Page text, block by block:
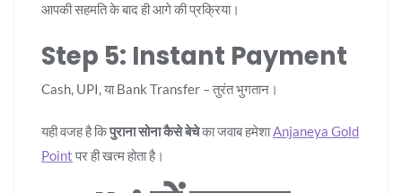
आपकी सहमति के बाद ही आगे की प्रक्रिया।
Step 5: Instant Payment
Cash, UPI, या Bank Transfer – तुरंत भुगतान।
यही वजह है किपुराना सोना कैसे बेचेका जवाब हमेशाAnjaneya Gold
Point पर ही खत्म होता है।